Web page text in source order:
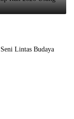
Lintas Budaya